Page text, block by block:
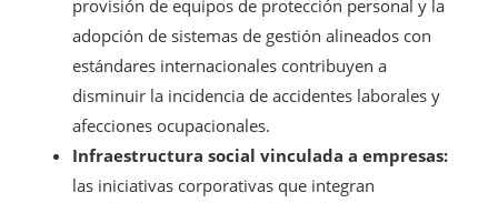
provisión de equipos de protección personal y la
adopción de sistemas de gestión alineados con
estándares internacionales contribuyen a
disminuir la incidencia de accidentes laborales y
afecciones ocupacionales.
Infraestructura social vinculada a empresas:
las iniciativas corporativas que integran